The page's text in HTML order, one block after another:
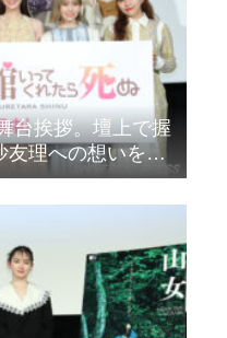
台挨拶。壇上で握
友理への想いをア